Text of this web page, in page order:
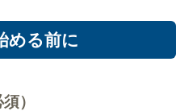
める前に
）